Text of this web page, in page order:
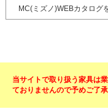
MC(ミズノ)WEBカタログ
当サイトで取り扱う家具は
ておりませんので予めご了承